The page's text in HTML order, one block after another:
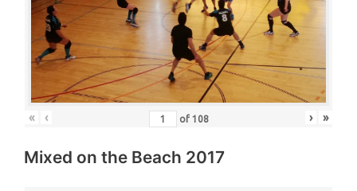
« ‹ of 108 › »
Mixed on the Beach 2017